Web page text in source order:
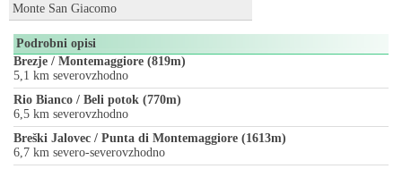
Monte San Giacomo
Podrobni opisi
Brezje / Montemaggiore (819m)
5,1 km severovzhodno
Rio Bianco / Beli potok (770m)
6,5 km severovzhodno
Breški Jalovec / Punta di Montemaggiore (1613m)
6,7 km severo-severovzhodno